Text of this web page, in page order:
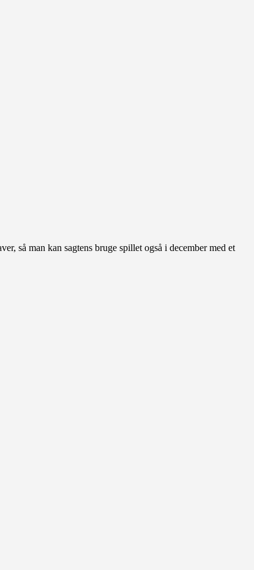
så man kan sagtens bruge spillet også i december med et